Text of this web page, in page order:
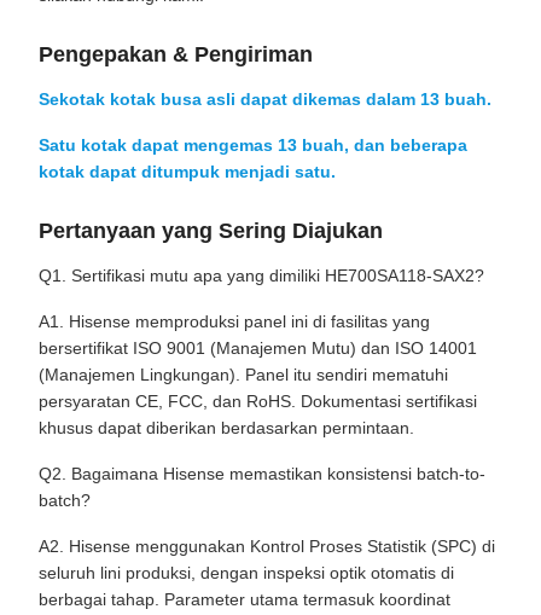
Pengepakan & Pengiriman
Sekotak kotak busa asli dapat dikemas dalam 13 buah.
Satu kotak dapat mengemas 13 buah, dan beberapa
kotak dapat ditumpuk menjadi satu.
Pertanyaan yang Sering Diajukan
Q1. Sertifikasi mutu apa yang dimiliki HE700SA118-SAX2?
A1. Hisense memproduksi panel ini di fasilitas yang
bersertifikat ISO 9001 (Manajemen Mutu) dan ISO 14001
(Manajemen Lingkungan). Panel itu sendiri mematuhi
persyaratan CE, FCC, dan RoHS. Dokumentasi sertifikasi
khusus dapat diberikan berdasarkan permintaan.
Q2. Bagaimana Hisense memastikan konsistensi batch-to-
batch?
A2. Hisense menggunakan Kontrol Proses Statistik (SPC) di
seluruh lini produksi, dengan inspeksi optik otomatis di
berbagai tahap. Parameter utama termasuk koordinat